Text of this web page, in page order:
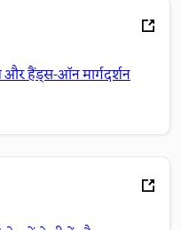
और हैंड्स-ऑन मार्गदर्शन